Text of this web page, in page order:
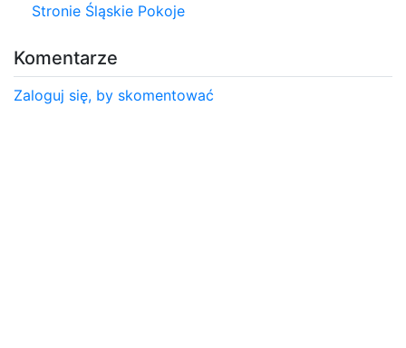
Stronie Śląskie Pokoje
Komentarze
Zaloguj się, by skomentować